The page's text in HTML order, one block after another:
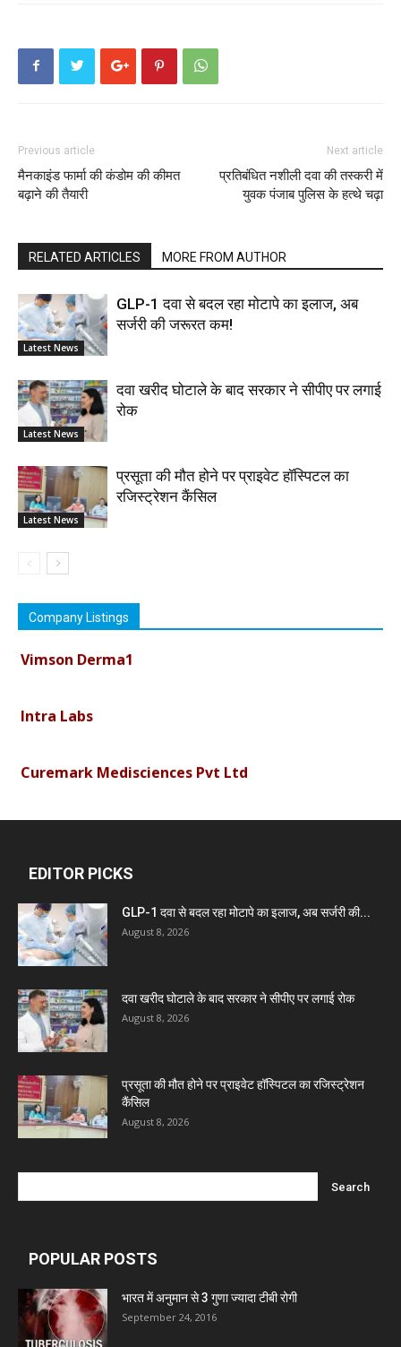
Previous article
मैनकाइंड फार्मा की कंडोम की कीमत
बढ़ाने की तैयारी
Next article
प्रतिबंधित नशीली दवा की तस्करी में
युवक पंजाब पुलिस के हत्थे चढ़ा
RELATED ARTICLES MORE FROM AUTHOR
Latest News
GLP-1 दवा से बदल रहा मोटापे का इलाज, अब
सर्जरी की जरूरत कम!
Latest News
दवा खरीद घोटाले के बाद सरकार ने सीपीए पर लगाई
रोक
Latest News
प्रसूता की मौत होने पर प्राइवेट हॉस्पिटल का
रजिस्ट्रेशन कैंसिल
Company Listings
Vimson Derma1
Intra Labs
Curemark Medisciences Pvt Ltd
Biolife Technologies
Dava India
Invision Pharma Limited
Ben Pharmaceuticals
Marxx Pharma
Mcneil & Argus Pharmaceuticals Limited
Admac Group Companies
EDITOR PICKS
GLP-1 दवा से बदल रहा मोटापे का इलाज, अब सर्जरी की...
August 8, 2026
दवा खरीद घोटाले के बाद सरकार ने सीपीए पर लगाई रोक
August 8, 2026
प्रसूता की मौत होने पर प्राइवेट हॉस्पिटल का रजिस्ट्रेशन
कैंसिल
August 8, 2026
POPULAR POSTS
भारत में अनुमान से 3 गुणा ज्यादा टीबी रोगी
September 24, 2016